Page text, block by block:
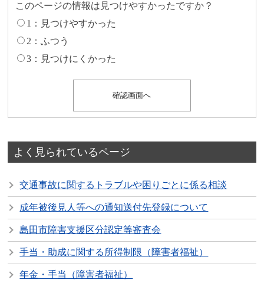
このページの情報は見つけやすかったですか？
1：見つけやすかった
2：ふつう
3：見つけにくかった
よく見られているページ
交通事故に関するトラブルや困りごとに係る相談
成年被後見人等への通知送付先登録について
島田市障害支援区分認定等審査会
手当・助成に関する所得制限（障害者福祉）
年金・手当（障害者福祉）